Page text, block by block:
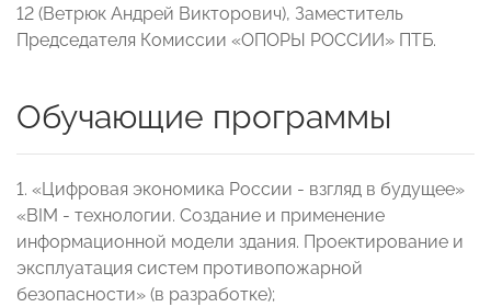
12 (Ветрюк Андрей Викторович), Заместитель
Председателя Комиссии «ОПОРЫ РОССИИ» ПТБ.
Обучающие программы
1. «Цифровая экономика России - взгляд в будущее»
«BIM - технологии. Создание и применение
информационной модели здания. Проектирование и
эксплуатация систем противопожарной
безопасности» (в разработке);